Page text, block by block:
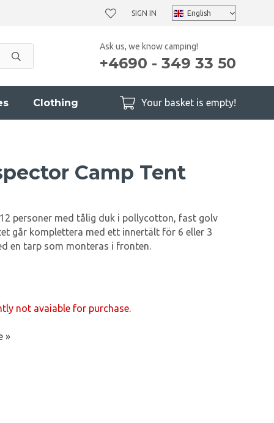
SIGN IN
Ask us, we know camping!
+4690 - 349 33 50
Clothing Your basket is empty!
Camp Tent
personer med tålig duk i pollycotton, fast golv
går komplettera med ett innertält för 6 eller 3
en tarp som monteras i fronten.
not avaiable for purchase.
»